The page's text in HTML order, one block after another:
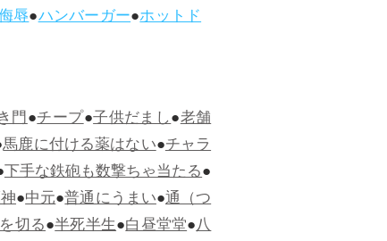
辱●ハンバーガー●ホットド
門●チープ●子供だまし●老舗
馬鹿に付ける薬はない●チャラ
下手な鉄砲も数撃ちゃ当たる●
●中元●普通にうまい●通（つ
切る●半死半生●白昼堂堂●八